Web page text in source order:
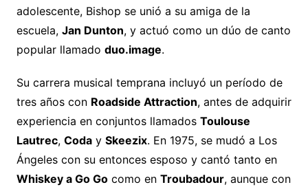
adolescente, Bishop se unió a su amiga de la
escuela, Jan Dunton, y actuó como un dúo de canto
popular llamado duo.image.
Su carrera musical temprana incluyó un período de
tres años con Roadside Attraction, antes de adquirir
experiencia en conjuntos llamados Toulouse
Lautrec, Coday Skeezix. En 1975, se mudó a Los
Ángeles con su entonces esposo y cantó tanto en
Whiskey a Go Gocomo en Troubadour, aunque con